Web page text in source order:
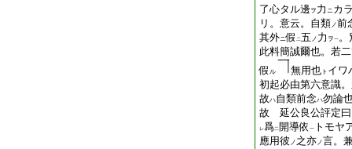
了心タル邊 ヲ 力 ニカ
リ。意云。自類ノ前
其外ニ假 二五 ノ 力 ヲ一。
此料簡誠爾也。若
假 ル 無用也 ト イワ
初起必由第六意識
故ハ自類前念ハ勿論
故 延公良公評定曰
レ爲二 開導依 一
トモヤ
應用彼 ノ 之亦ノ言。